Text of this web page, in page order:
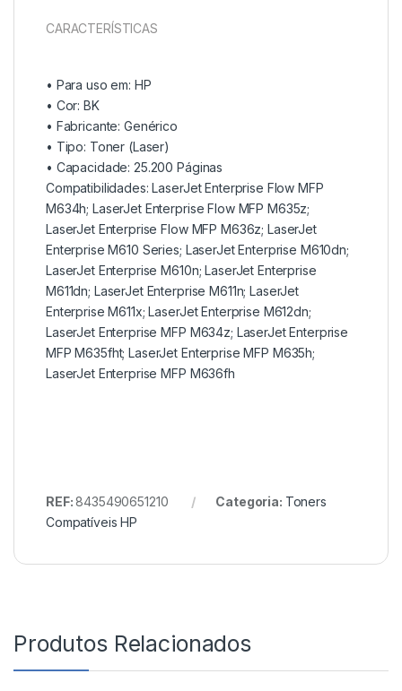
CARACTERÍSTICAS
• Para uso em: HP
• Cor: BK
• Fabricante:Genérico
• Tipo: Toner (Laser)
• Capacidade:25.200 Páginas
Compatibilidades: LaserJet Enterprise Flow MFP
M634h; LaserJet Enterprise Flow MFP M635z;
LaserJet Enterprise Flow MFP M636z; LaserJet
Enterprise M610 Series; LaserJet Enterprise M610dn;
LaserJet Enterprise M610n; LaserJet Enterprise
M611dn; LaserJet Enterprise M611n; LaserJet
Enterprise M611x; LaserJet Enterprise M612dn;
LaserJet Enterprise MFP M634z; LaserJet Enterprise
MFP M635fht; LaserJet Enterprise MFP M635h;
LaserJet Enterprise MFP M636fh
REF:8435490651210 Categoria: Toners
Compatíveis HP
Produtos Relacionados